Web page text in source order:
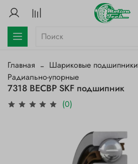
Главная
Шариковые подшипники
Радиально-упорные
7318 BECBP SKF подшипник
(0)